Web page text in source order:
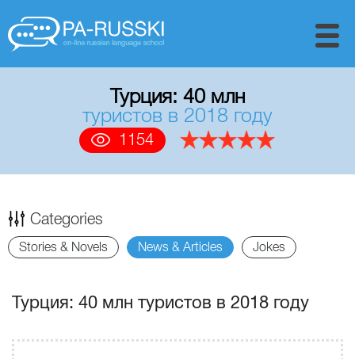
Турция: 40 млн
туристов в 2018 году
1154
Categories
Stories & Novels News & Articles Jokes
Турция: 40 млн туристов в 2018 году